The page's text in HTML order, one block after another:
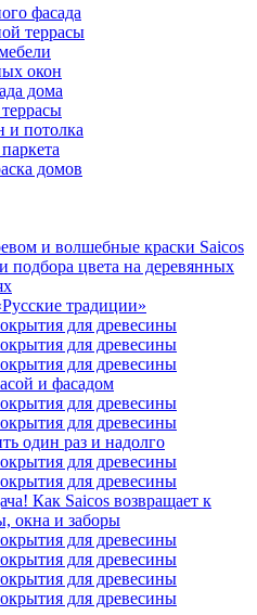
фасада
террасы
окон
дома
и потолка
домов
и волшебные краски Saicos
подбора цвета на деревянных
традиции»
для древесины
для древесины
для древесины
и фасадом
для древесины
для древесины
один раз и надолго
для древесины
для древесины
Как Saicos возвращает к
окна и заборы
для древесины
для древесины
для древесины
для древесины